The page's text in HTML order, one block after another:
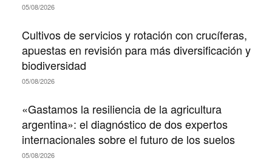
05/08/2026
Cultivos de servicios y rotación con crucíferas,
apuestas en revisión para más diversificación y
biodiversidad
05/08/2026
«Gastamos la resiliencia de la agricultura
argentina»: el diagnóstico de dos expertos
internacionales sobre el futuro de los suelos
05/08/2026